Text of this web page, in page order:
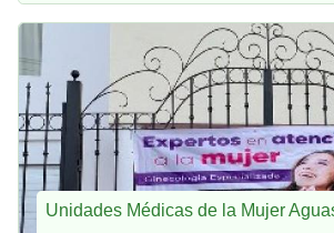
Unidades Médicas de la Mujer